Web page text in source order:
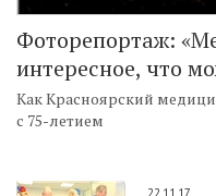
Фоторепортаж:
интересное, что
Как Красноярский
с 75-летием
22.11.17